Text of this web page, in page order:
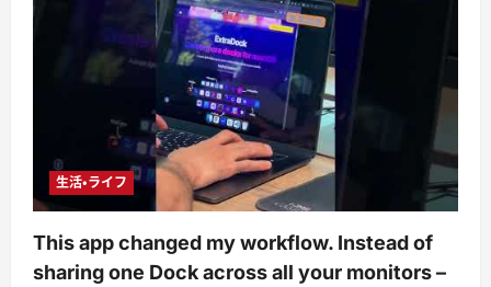
生活・ライフ
This app changed my workflow. Instead of
sharing one Dock across all your monitors –